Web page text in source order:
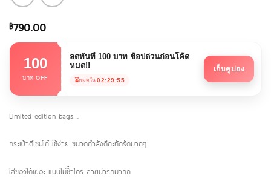
฿790.00
100
บาท OFF
ลดทันที 100 บาท ช้อปด่วนก่อนโค้ด
หมด!!
⏳หมดใน 02:29:55
เก็บคูปอง
Limited edition bags…
กระเป๋าดีไซน์เก๋ ใช้ง่าย ขนาดกำลังดีกะทัดรัดมากๆ
ใส่ของได้เยอะ แบบไม่ซ้ำใคร ลายน่ารักมากก